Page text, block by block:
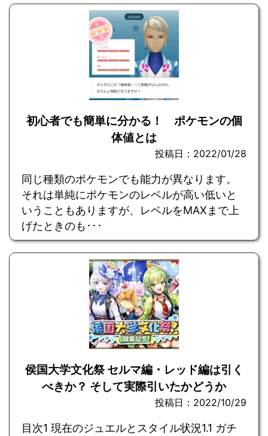
初心者でも簡単に分かる！ ポケモンの個
体値とは
投稿日：2022/01/28
同じ種類のポケモンでも能力が異なります。
それは単純にポケモンのレベルが高い低いと
いうこともありますが、レベルをMAXまで上
げたときのも･･･
侯国大学文化祭 セルマ編・レッド編は引く
べきか？ そして実際引いたかどうか
投稿日：2022/10/29
目次1 現在のジュエルとスタイル状況1.1 ガチ